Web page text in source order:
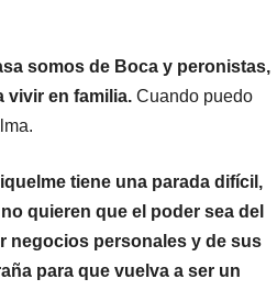
somos de Boca y peronistas,
vivir en familia.Cuando puedo
tiene una parada difícil,
quieren que el poder sea del
negocios personales y de sus
para que vuelva a ser un